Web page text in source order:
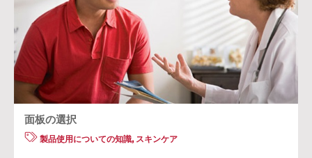
面板の選択
製品使用についての知識, スキンケア